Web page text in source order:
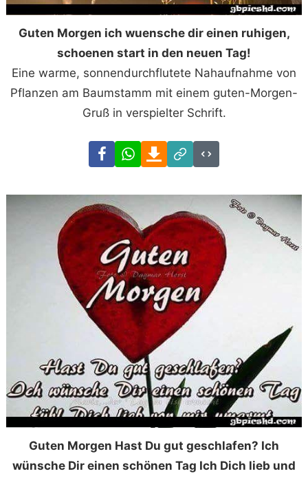
Guten Morgen ich wuensche dir einen ruhigen,
schoenen start in den neuen Tag!
Eine warme, sonnendurchflutete Nahaufnahme von
Pflanzen am Baumstamm mit einem guten-Morgen-
Gruß in verspielter Schrift.
FacebookWhatsAppDownload
Link
Code
Guten Morgen Hast Du gut geschlafen? Ich
wünsche Dir einen schönen Tag Ich Dich lieb und